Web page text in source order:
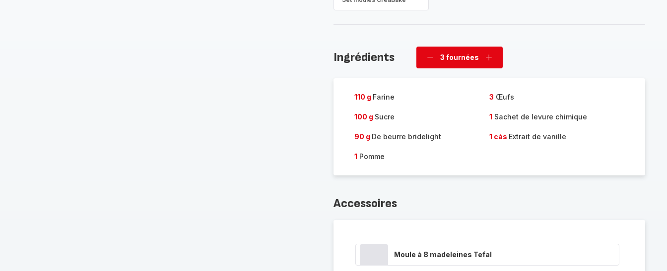
Ingrédients
Supprimer
3 fournées
Ajouter
110 g Farine 3 Œufs
100 g Sucre 1 Sachet de levure chimique
90 g De beurre bridelight 1 càs Extrait de vanille
1 Pomme
Accessoires
Moule à 8 madeleines Tefal